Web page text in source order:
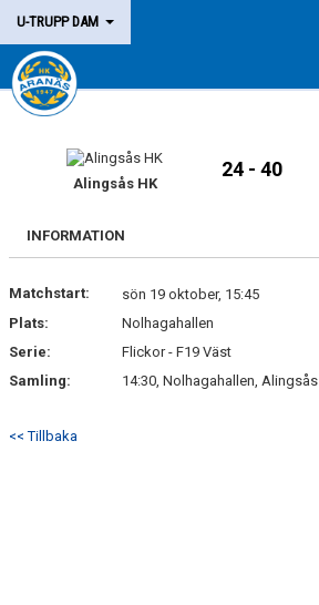
U-TRUPP DAM
HEM
TRUPPEN
MATCHER
KONTAKT
Alingsås HK
24 - 40
INFORMATION
Matchstart:
sön 19 oktober, 15:45
Plats:
Nolhagahallen
Serie:
Flickor - F19 Väst
Samling:
14:30, Nolhagahallen, Alingsås
<< Tillbaka